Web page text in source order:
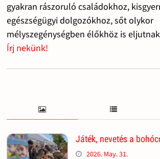
gyakran rászoruló családokhoz,
egészségügyi dolgozókhoz, sőt olykor
mélyszegénységben élőkhöz is
Írj nekünk!
Játék, nevetés a
2026. May. 31.